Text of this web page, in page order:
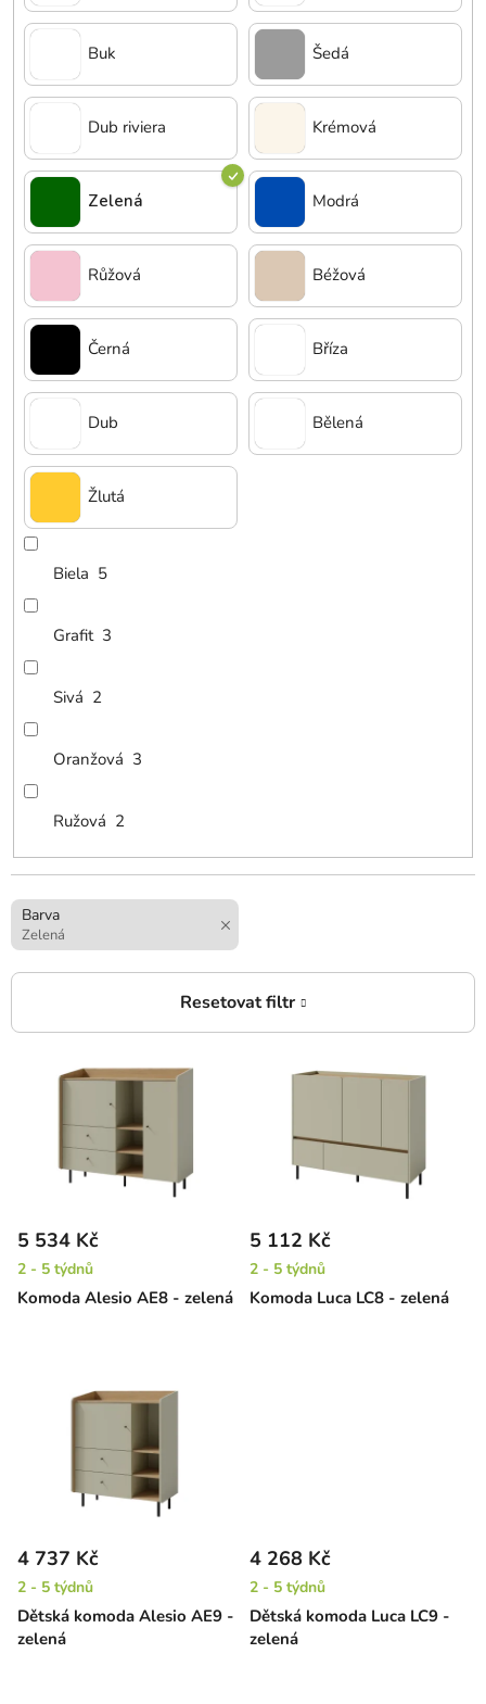
Buk Šedá
Dub riviera Krémová
Zelená Modrá
Růžová Béžová
Černá Bříza
Dub Bělená
Žlutá
Biela 5
Grafit 3
Sivá 2
Oranžová 3
Ružová 2
Barva
Zelená
r
o
d
u
Komoda Alesio AE8 - zelená
5 534 Kč
2 - 5 týdnů
Komoda Luca LC8 - zelená
5 112 Kč
2 - 5 týdnů
Dětská komoda Alesio AE9 -
zelená
4 737 Kč
2 - 5 týdnů
Dětská komoda Luca LC9 -
zelená
4 268 Kč
2 - 5 týdnů